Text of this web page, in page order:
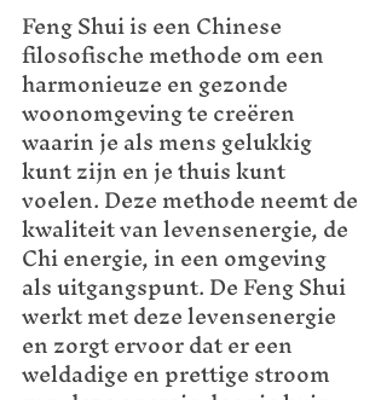
Feng Shui is een Chinese
filosofische methode om een
harmonieuze en gezonde
woonomgeving te creëren
waarin je als mens gelukkig
kunt zijn en je thuis kunt
voelen. Deze methode neemt de
kwaliteit van levensenergie, de
Chi energie, in een omgeving
als uitgangspunt. De Feng Shui
werkt met deze levensenergie
en zorgt ervoor dat er een
weldadige en prettige stroom